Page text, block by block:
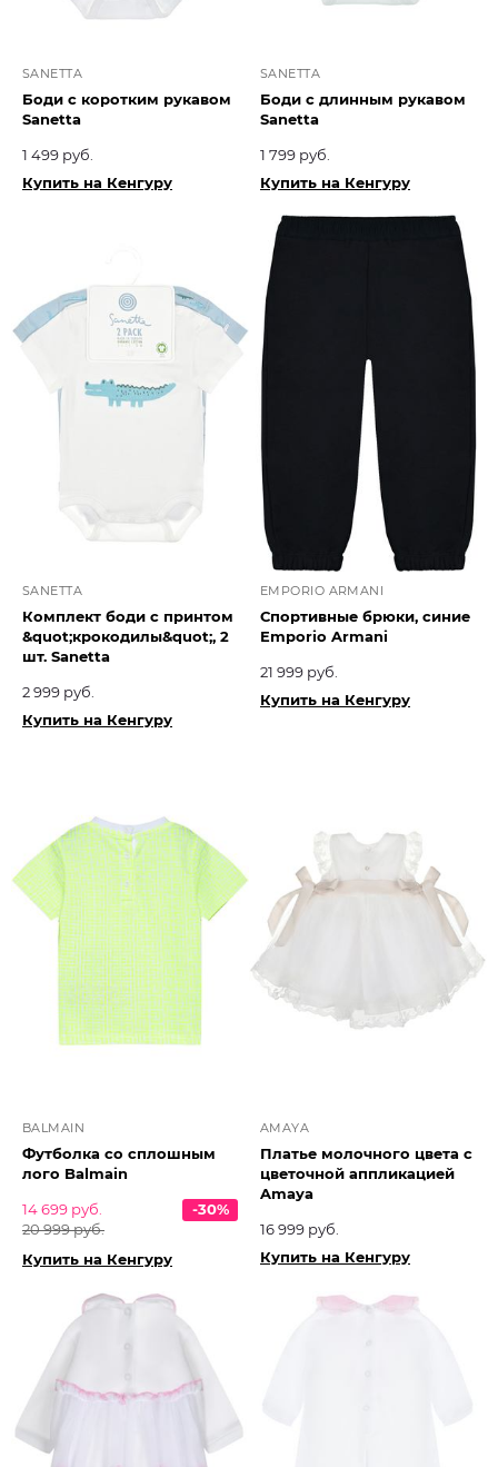
SANETTA
Боди с коротким рукавом
Sanetta
1 499 руб.
Купить на Кенгуру
SANETTA
Боди с длинным рукавом
Sanetta
1 799 руб.
Купить на Кенгуру
SANETTA
Комплект боди с принтом
&quot;крокодилы&quot;, 2
шт. Sanetta
2 999 руб.
Купить на Кенгуру
EMPORIO ARMANI
Спортивные брюки, синие
Emporio Armani
21 999 руб.
Купить на Кенгуру
BALMAIN
Футболка со сплошным
лого Balmain
14 699 руб.
20 999 руб.
-30%
Купить на Кенгуру
AMAYA
Платье молочного цвета с
цветочной аппликацией
Amaya
16 999 руб.
Купить на Кенгуру